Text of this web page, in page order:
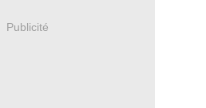
Publicité